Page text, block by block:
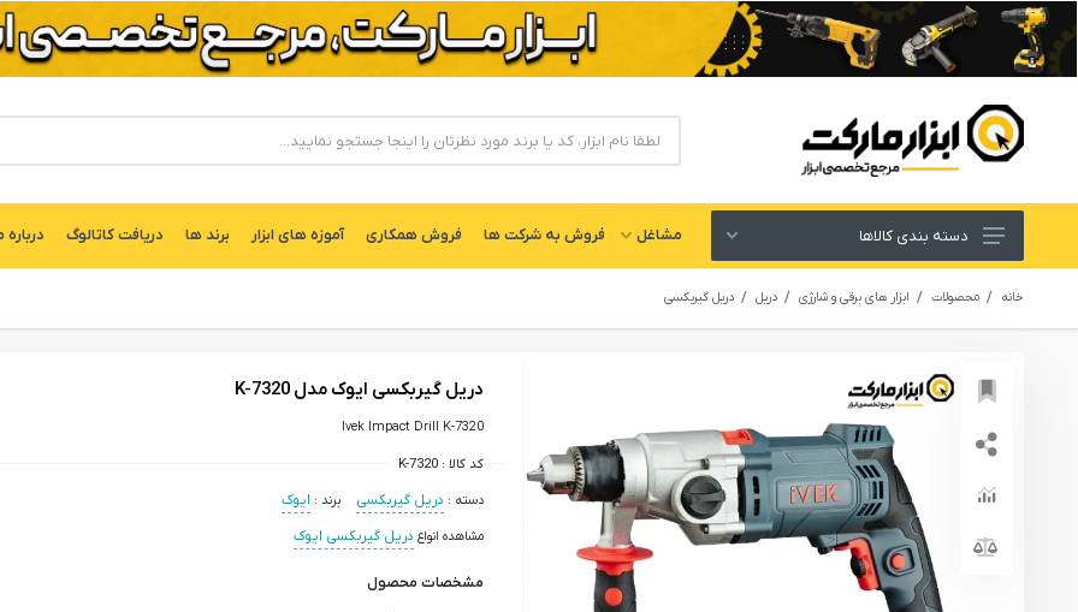
ابزار های برقی و شارژی
لوازم جانبی ابزار
ابزار های دستی و عمومی
ابزار های بادی یا پنوماتیک
ابزار دقیق و اندازه گیری
یراق آلات
تجهیزات ایمنی
دسته بندی کالاها مشاغل فروش به شركت ها فروش همکاری آموزه های ابزار برند ها دریافت کاتالوگ درباره
خانه محصولات ابزار های برقی و شارژی دریل دریل گیربکسی
دریل گیربکسی ایوک مدل K-7320
Ivek Impact Drill K-7320
کد کالا : K-7320
دسته : دریل گیربکسی برند : ایوک
مشاهده انواع دریل گیربکسی ایوک
مشخصات محصول